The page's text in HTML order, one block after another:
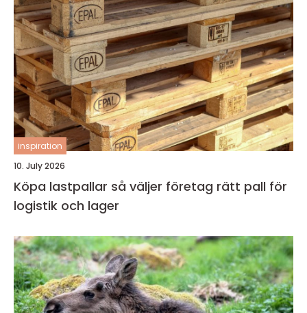
inspiration
10. July 2026
Köpa lastpallar så väljer företag rätt pall för
logistik och lager